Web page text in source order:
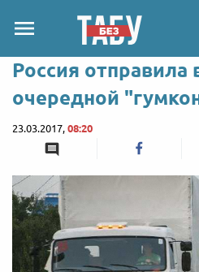
Россия отправила
очередной
23.03.2017, 08:20